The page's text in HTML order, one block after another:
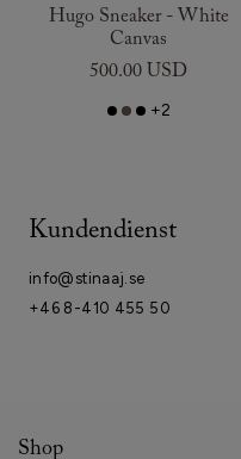
Hugo Sneaker - White
Canvas
500.00 USD
+2
Kundendienst
info@stinaaj.se
+46 8-410 455 50
Shop